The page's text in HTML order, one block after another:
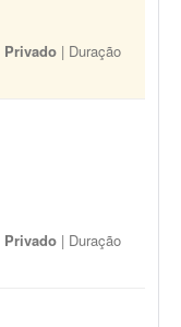
Privado | Duração
Privado | Duração